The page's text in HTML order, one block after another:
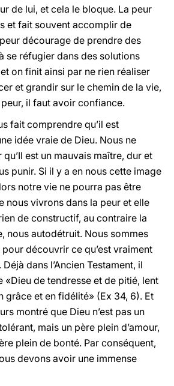
de lui, et cela le bloque. La peur
et fait souvent accomplir de
décourage de prendre des
se réfugier dans des solutions
on finit ainsi par ne rien réaliser
et grandir sur le chemin de la vie,
il faut avoir confiance.
fait comprendre qu’il est
idée vraie de Dieu. Nous ne
est un mauvais maître, dur et
punir. Si il y a en nous cette image
notre vie ne pourra pas être
nous vivrons dans la peur et elle
de constructif, au contraire la
nous autodétruit. Nous sommes
découvrir ce qu’est vraiment
dans l’Ancien Testament, il
«Dieu de tendresse et de pitié, lent
grâce et en fidélité» (Ex 34, 6). Et
montré que Dieu n’est pas un
mais un père plein d’amour,
plein de bonté. Par conséquent,
devons avoir une immense